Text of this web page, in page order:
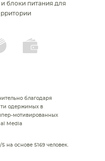
блоки питания для
благодаря
одержимых в
мотивированных
Media
/5 на основе 5169 человек.